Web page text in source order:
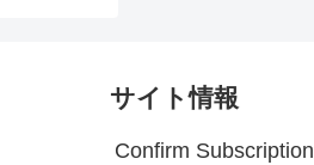
サイト情報
Confirm Subscription